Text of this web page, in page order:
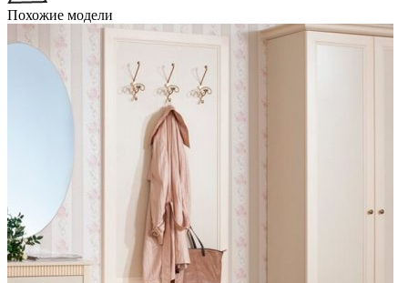
Похожие модели